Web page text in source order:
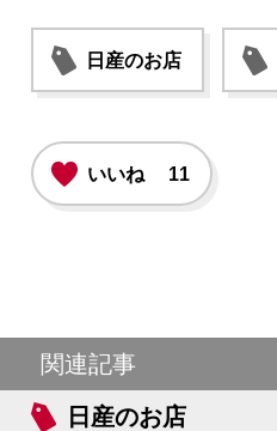
日産のお店
いいね 11
関連記事
日産のお店